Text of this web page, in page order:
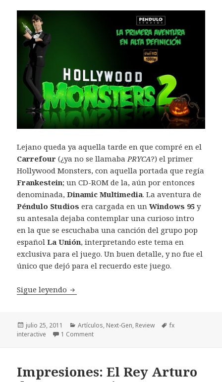
Lejano queda ya aquella tarde en que compré en el
Carrefour (¿ya no se llamabaPRYCA?) el primer
Hollywood Monsters, con aquella portada que regía
Frankestein; un CD-ROM de la, aún por entonces
denominada,Dinamic Multimedia. La aventura de
Péndulo Studios era cargada en unWindows 95y
su antesala dejaba contemplar una curioso intro
en la que se escuchaba una canción del grupo pop
españolLa Unión, interpretando este tema en
exclusiva para el juego. Un buen detalle, y no fue el
único que dejó para el recuerdo este juego.
Sigue leyendo Review Hollywood Monsters 2
Publicado
el
julio 25, 2011 Categorías
Artículos, Next-Gen, Review Etiquetas
fx
interactive
1 Comment
Impresiones: El Rey Arturo